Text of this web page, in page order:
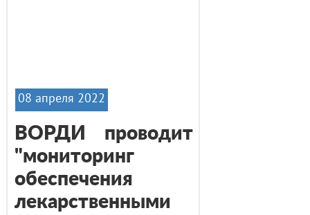
ВОРДИ проводит
"мониторинг
обеспечения
лекарственными
08 апреля 2022